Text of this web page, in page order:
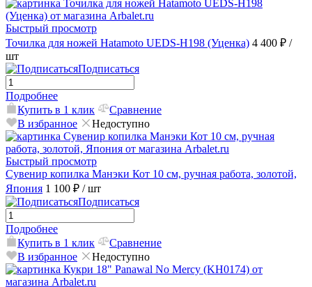
Быстрый просмотр
Точилка для ножей Hatamoto UEDS-H198 (Уценка) 4 400 ₽ /
шт
Подписаться
Подробнее
Купить в 1 клик
Сравнение
В избранное
Недоступно
Быстрый просмотр
Сувенир копилка Манэки Кот 10 см, ручная работа, золотой,
Япония 1 100 ₽ / шт
Подписаться
Подробнее
Купить в 1 клик
Сравнение
В избранное
Недоступно